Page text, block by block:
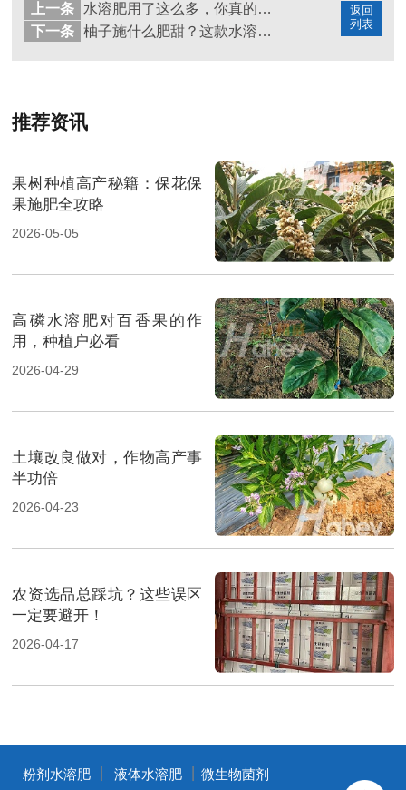
返回
列表
上一条
水溶肥用了这么多，你真的了解吗？
下一条
柚子施什么肥甜？这款水溶肥真不错
推荐资讯
果树种植高产秘籍：保花保
果施肥全攻略
2026-05-05
高磷水溶肥对百香果的作
用，种植户必看
2026-04-29
土壤改良做对，作物高产事
半功倍
2026-04-23
农资选品总踩坑？这些误区
一定要避开！
2026-04-17
粉剂水溶肥 液体水溶肥 丨微生物菌剂